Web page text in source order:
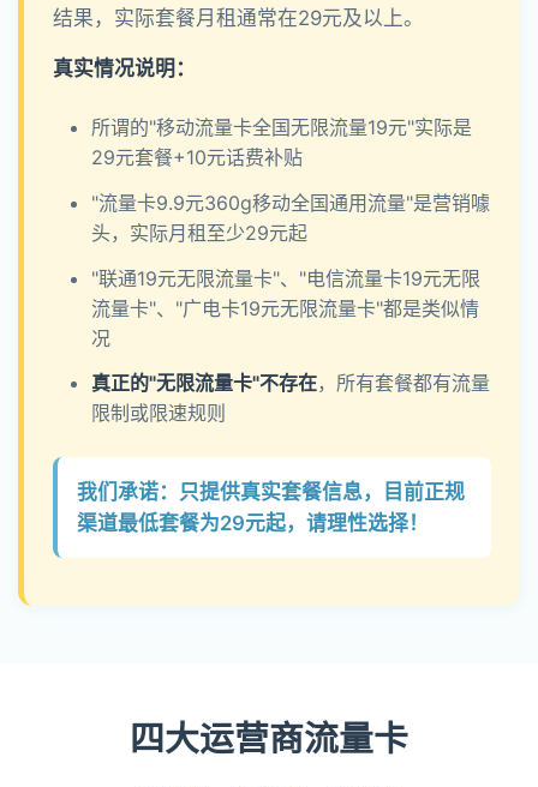
结果，实际套餐月租通常在29元及以上。
真实情况说明：
所谓的"移动流量卡全国无限流量19元"实际是
29元套餐+10元话费补贴
"流量卡9.9元360g移动全国通用流量"是营销噱
头，实际月租至少29元起
"联通19元无限流量卡"、"电信流量卡19元无限
流量卡"、"广电卡19元无限流量卡"都是类似情
况
真正的"无限流量卡"不存在，所有套餐都有流量
限制或限速规则
我们承诺：只提供真实套餐信息，目前正规
渠道最低套餐为29元起，请理性选择！
四大运营商流量卡